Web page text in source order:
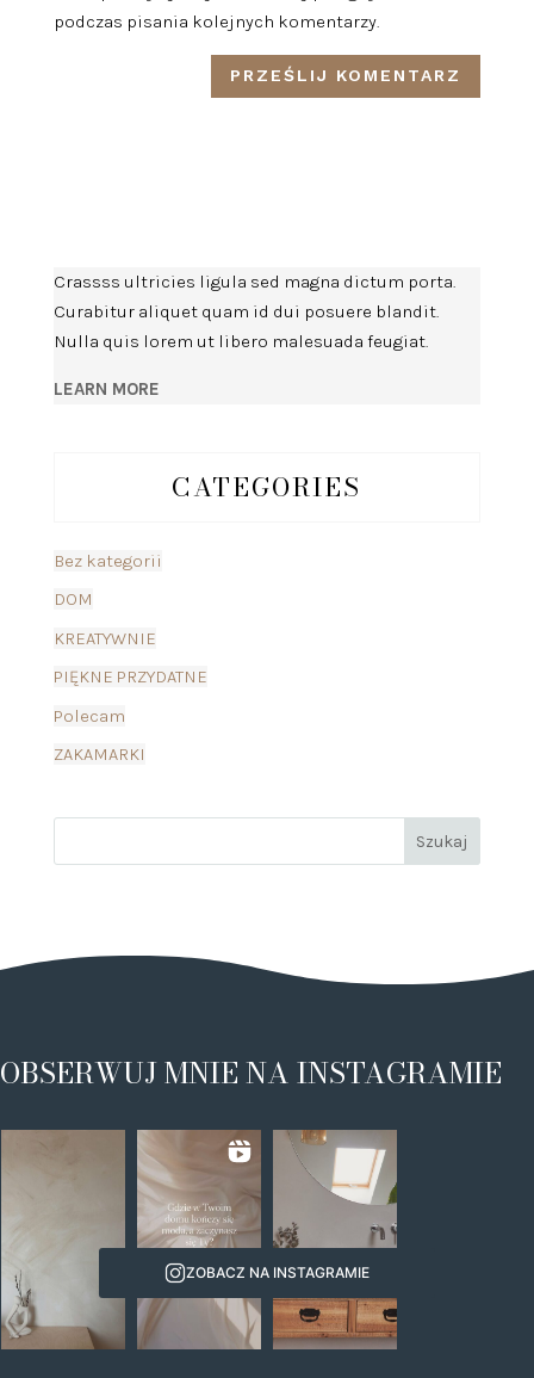
podczas pisania kolejnych komentarzy.
Crassss ultricies ligula sed magna dictum porta.
Curabitur aliquet quam id dui posuere blandit.
Nulla quis lorem ut libero malesuada feugiat.
LEARN MORE
CATEGORIES
Bez kategorii
DOM
KREATYWNIE
PIĘKNE PRZYDATNE
Polecam
ZAKAMARKI
OBSERWUJ MNIE NA INSTAGRAMIE
ZOBACZ NA INSTAGRAMIE